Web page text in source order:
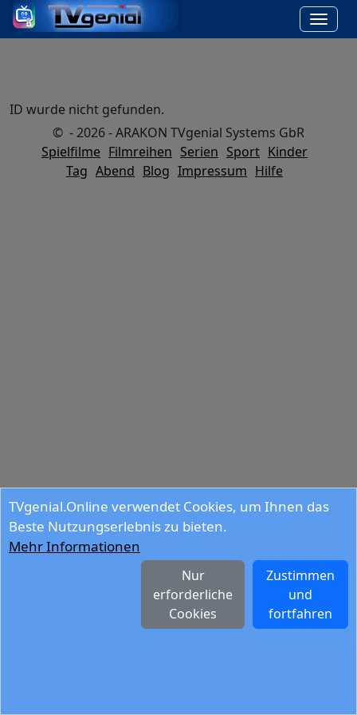
TVgenial.Online verwendet Cookies, um Ihnen das
Beste Nutzungserlebnis zu bieten.
Mehr Informationen
Zustimmen
und
fortfahren
Nur
erforderliche
Cookies
ID wurde nicht gefunden.
© - 2026 - ARAKON TVgenial Systems GbR
Spielfilme Filmreihen Serien Sport Kinder
Tag Abend Blog Impressum Hilfe